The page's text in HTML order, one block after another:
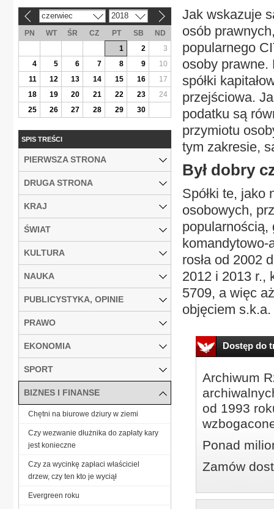
Jak wskazuje
osób
popularnego
osoby prawne.
spółki
przejściowa.
podatku są
przymiotu
tym zakresie,
Był dobry
Spółki te, jako
osobowych,
popularnością,
komandytowo-
rosła od 2002
2012 i 2013 r.,
5709, a więc
objęciem
Dostęp do
Archiwum
od 1993
Ponad
Zamów
czerwiec 2018
PN WT ŚR CZ PT SB
ND
1
2
3
4
5 6 7 8 9
10
11
12 13 14 15 16
17
18
19 20 21 22 23
24
25
26 27 28 29 30
SPIS TREŚCI
PIERWSZA STRONA
DRUGA STRONA
KRAJ
ŚWIAT
KULTURA
NAUKA
PUBLICYSTYKA, OPINIE
PRAWO
EKONOMIA
SPORT
BIZNES I FINANSE
Chętni na biurowe dziury w ziemi
Czy wezwanie dłużnika do zapłaty kary
jest konieczne
Czy za wycinkę zapłaci właściciel
drzew, czy ten kto je wyciął
Evergreen roku